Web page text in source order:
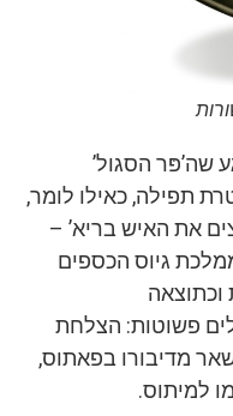
שה’פּר הסגול’
תפילה, כאילו לומר,
את האיש בריא’ –
גיוס הכספים
וכתוצאה
פשוטות: הצלחת
מדיבורו בפאתוס,
למיתוס.